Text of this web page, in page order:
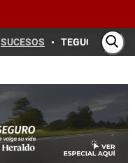
SUCESOS TEGUCIGALPA